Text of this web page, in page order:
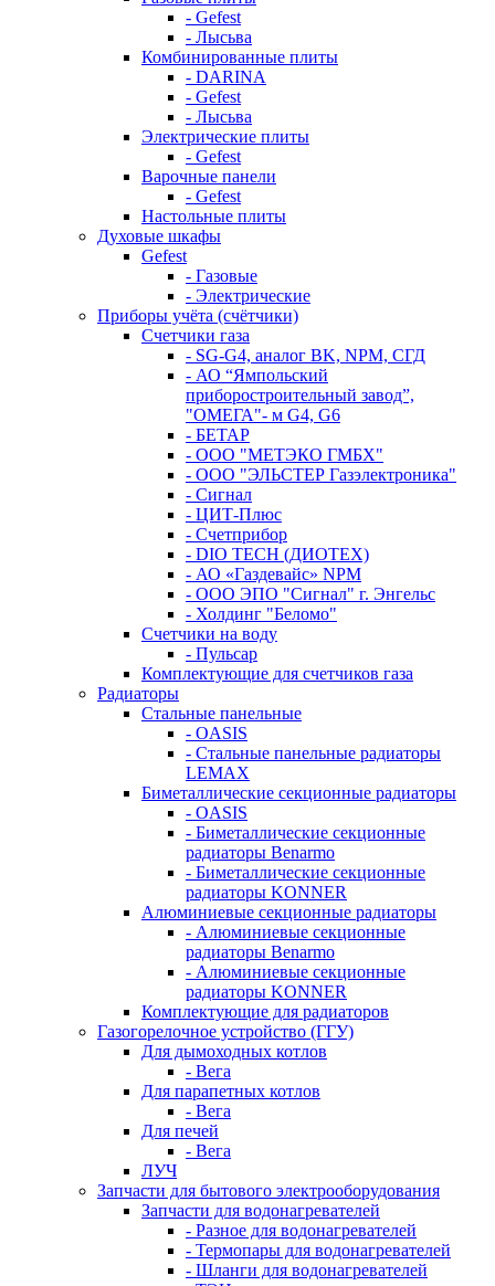
- Gefest
- Лысьва
Комбинированные плиты
- DARINA
- Gefest
- Лысьва
Электрические плиты
- Gefest
Варочные панели
- Gefest
Настольные плиты
Духовые шкафы
Gefest
- Газовые
- Электрические
Приборы учёта (счётчики)
Счетчики газа
- SG-G4, аналог BK, NPM, СГД
- АО “Ямпольский
приборостроительный завод”,
"ОМЕГА"- м G4, G6
- БЕТАР
- ООО "МЕТЭКО ГМБХ"
- ООО "ЭЛЬСТЕР Газэлектроника"
- Сигнал
- ЦИТ-Плюс
- Счетприбор
- DIO TECH (ДИОТЕХ)
- АО «Газдевайс» NPM
- ООО ЭПО "Сигнал" г. Энгельс
- Холдинг "Беломо"
Счетчики на воду
- Пульсар
Комплектующие для счетчиков газа
Радиаторы
Стальные панельные
- OASIS
- Стальные панельные радиаторы
LEMAX
Биметаллические секционные радиаторы
- OASIS
- Биметаллические секционные
радиаторы Benarmo
- Биметаллические секционные
радиаторы KONNER
Алюминиевые секционные радиаторы
- Алюминиевые секционные
радиаторы Benarmo
- Алюминиевые секционные
радиаторы KONNER
Комплектующие для радиаторов
Газогорелочное устройство (ГГУ)
Для дымоходных котлов
- Вега
Для парапетных котлов
- Вега
Для печей
- Вега
ЛУЧ
Запчасти для бытового электрооборудования
Запчасти для водонагревателей
- Разное для водонагревателей
- Термопары для водонагревателей
- Шланги для водонагревателей